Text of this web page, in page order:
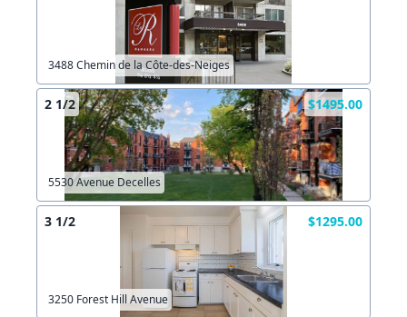
3488 Chemin de la Côte-des-Neiges
2 1/2 $1495.00
5530 Avenue Decelles
3 1/2 $1295.00
3250 Forest Hill Avenue
X Fermer